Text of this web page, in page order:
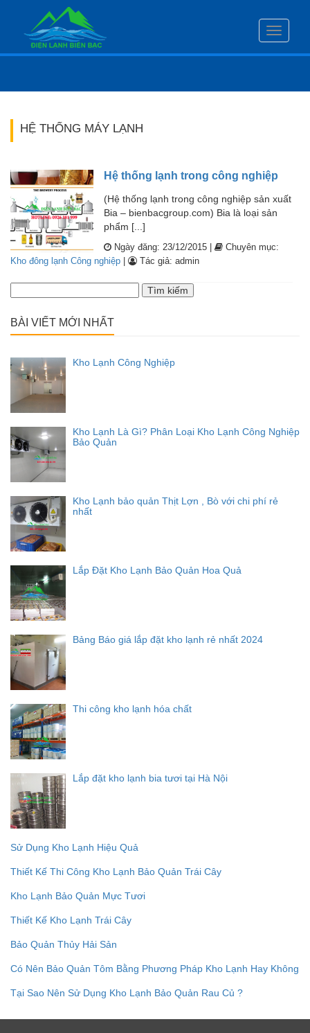
Toggle
HỆ THỐNG MÁY LẠNH
Hệ thống lạnh trong công nghiệp
(Hệ thống lạnh trong công nghiệp sản xuất
Bia – bienbacgroup.com) Bia là loại sản
phẩm [...]
Ngày đăng: 23/12/2015 |
Chuyên mục:
Kho đông lạnh Công nghiệp
Tác giả: admin
kiếm
BÀI VIẾT MỚI NHẤT
Kho Lạnh Công Nghiệp
Kho Lạnh Là Gì? Phân Loại Kho Lạnh Công Nghiệp
Bảo Quản
Kho Lạnh bảo quản Thịt Lợn , Bò với chi phí rẻ
nhất
Lắp Đặt Kho Lạnh Bảo Quản Hoa Quả
Bảng Báo giá lắp đặt kho lạnh rẻ nhất 2024
Thi công kho lạnh hóa chất
Lắp đặt kho lạnh bia tươi tại Hà Nội
Sử Dụng Kho Lạnh Hiệu Quả
Thiết Kế Thi Công Kho Lạnh Bảo Quản Trái Cây
Kho Lạnh Bảo Quản Mực Tươi
Thiết Kế Kho Lạnh Trái Cây
Bảo Quản Thủy Hải Sản
Có Nên Bảo Quản Tôm Bằng Phương Pháp Kho Lạnh Hay Không
Tại Sao Nên Sử Dụng Kho Lạnh Bảo Quản Rau Củ ?